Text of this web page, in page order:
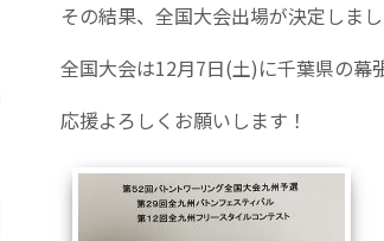
その結果、全国大会出場が決定しまし
全国大会は12月7日(土)に千葉県の幕
応援よろしくお願いします！